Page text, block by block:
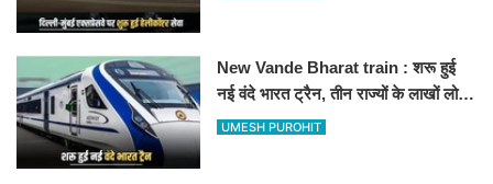
New Vande Bharat train : शरू हुई
नई वंदे भारत ट्रैन, तीन राज्यों के लाखों लोगों
का सफर होगा आसान, देखें पूरा रूटमैप
UMESH PUROHIT